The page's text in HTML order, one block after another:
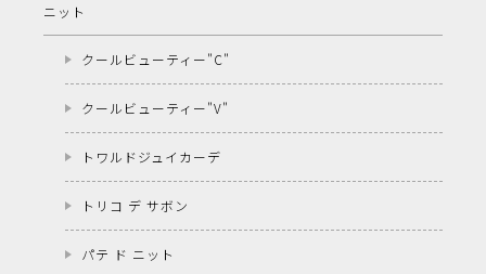
ニット
クールビューティー"C"
クールビューティー"V"
トワルドジュイカーデ
トリコ デ サボン
パテ ド ニット